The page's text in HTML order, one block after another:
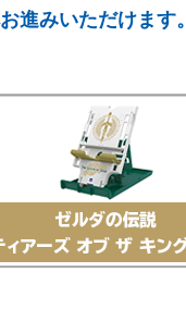
進みいただけます。